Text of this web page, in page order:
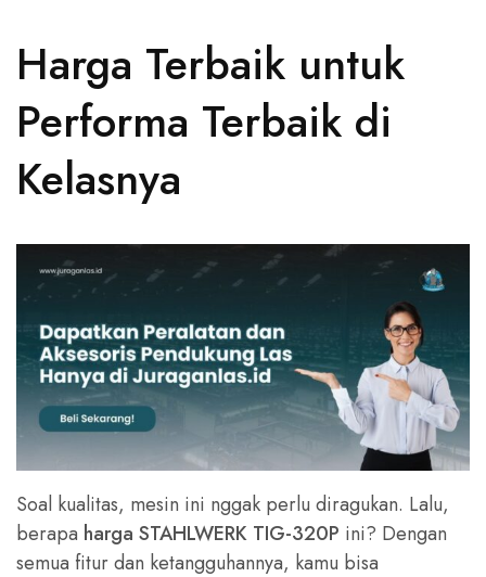
Harga Terbaik untuk
Performa Terbaik di
Kelasnya
Soal kualitas, mesin ini nggak perlu diragukan. Lalu,
berapa harga STAHLWERK TIG-320P ini? Dengan
semua fitur dan ketangguhannya, kamu bisa